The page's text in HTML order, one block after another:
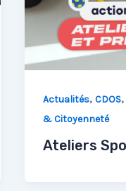
Actualités, CDOS,
& Citoyenneté
Ateliers